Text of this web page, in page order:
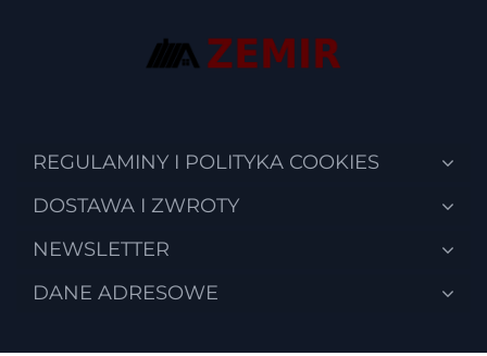
REGULAMINY I POLITYKA COOKIES
DOSTAWA I ZWROTY
NEWSLETTER
DANE ADRESOWE